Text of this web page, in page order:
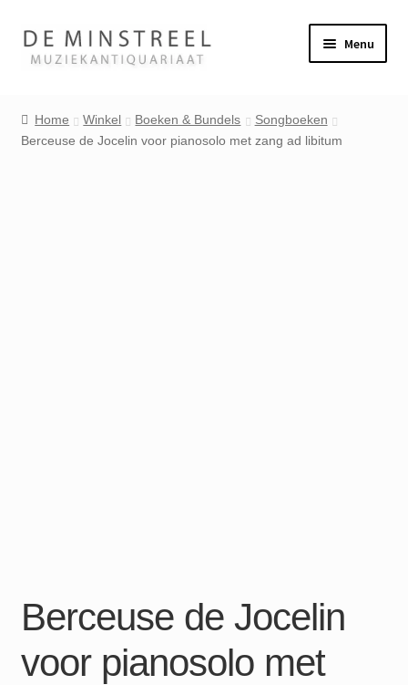
Ga
door
Ga
naar
Menu
Contact
Home Winkel Boeken & Bundels
Songboeken
Berceuse de Jocelin voor pianosolo met zang ad libitum
Berceuse de Jocelin
voor pianosolo met